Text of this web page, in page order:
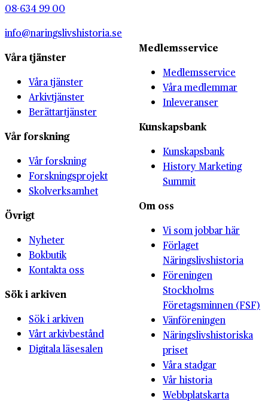
08-634 99 00
info@naringslivshistoria.se
Våra tjänster
Våra tjänster
Arkivtjänster
Berättartjänster
Vår forskning
Vår forskning
Forskningsprojekt
Skolverksamhet
Övrigt
Nyheter
Bokbutik
Kontakta oss
Sök i arkiven
Sök i arkiven
Vårt arkivbestånd
Digitala läsesalen
Medlemsservice
Medlemsservice
Våra medlemmar
Inleveranser
Kunskapsbank
Kunskapsbank
History Marketing
Summit
Om oss
Vi som jobbar här
Förlaget
Näringslivshistoria
Föreningen
Stockholms
Företagsminnen (FSF)
Vänföreningen
Näringslivshistoriska
priset
Våra stadgar
Vår historia
Webbplatskarta